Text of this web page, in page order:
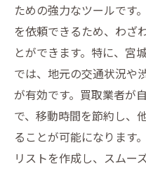
ための強力なツールです
を依頼できるため、わざ
とができます。特に、宮
では、地元の交通状況や
が有効です。買取業者が
で、移動時間を節約し、
ることが可能になります
リストを作成し、スムー